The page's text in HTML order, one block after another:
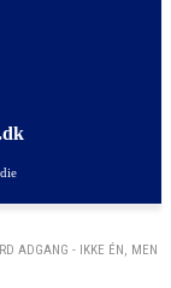
ADGANG - IKKE ÉN, MEN